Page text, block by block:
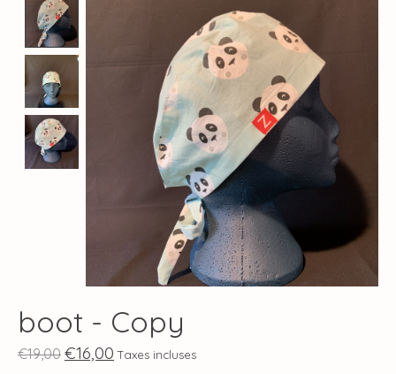
boot - Copy
€19,00 €16,00 Taxes incluses